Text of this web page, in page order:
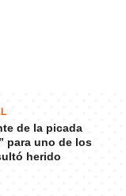
de la picada
para uno de los
herido